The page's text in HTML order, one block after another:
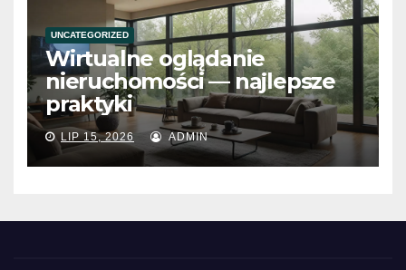
UNCATEGORIZED
Wirtualne oglądanie
nieruchomości — najlepsze
praktyki
LIP 15, 2026 ADMIN